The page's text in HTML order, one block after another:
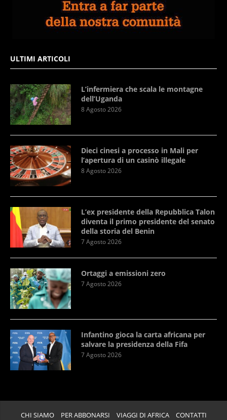
ULTIMI ARTICOLI
L’infermiera che scala le montagne
dell’Uganda
8 Agosto 2026
Dieci cinesi a processo in Mali per
l’apertura di un casinò illegale
8 Agosto 2026
L’ex presidente della Repubblica Talon
diventa il primo presidente del senato
della storia del Benin
7 Agosto 2026
Ortaggi a emissioni zero
7 Agosto 2026
Infantino gioca la carta africana per
salvare la presidenza della Fifa
7 Agosto 2026
CHI SIAMO PER ABBONARSI VIAGGI DI AFRICA CONTATTI